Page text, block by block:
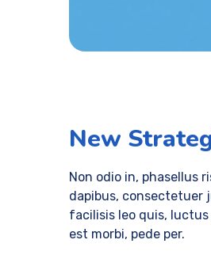
New
Non odio in, phasellus
dapibus, consectetuer
facilisis leo quis,
est morbi, pede per.